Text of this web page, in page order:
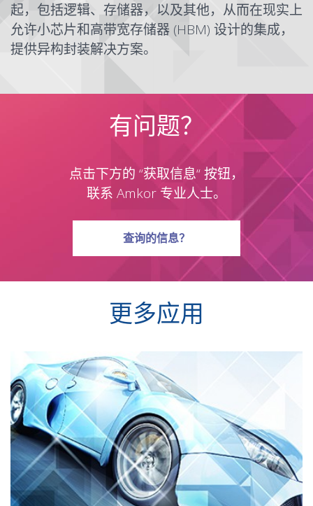
起，包括逻辑、存储器，以及其他，从而在现实上
允许小芯片和高带宽存储器 (HBM) 设计的集成，
提供异构封装解决方案。
有问题？
点击下方的 “获取信息“ 按钮，
联系 Amkor 专业人士。
查询有关问题
的信息？
更多应用